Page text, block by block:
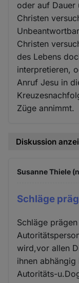
oder auf Dauer
Christen
Christen
des Lebens
interpretieren,
Anruf Jesu in
Züge annimmt.
Diskussion
Susanne Thiele
Schläge
Schläge
wird,vor allen
ihnen
Autoritäts-